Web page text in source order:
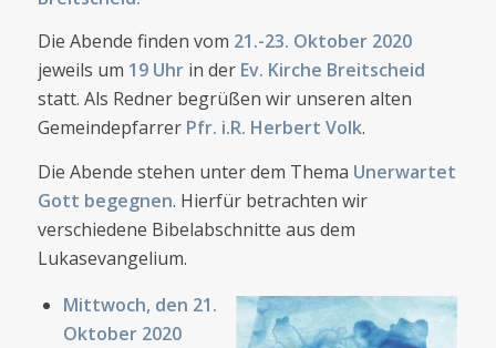
Die Abende finden vom 21.-23. Oktober 2020
jeweils um 19 Uhrin der Ev. Kirche Breitscheid
statt. Als Redner begrüßen wir unseren alten
Gemeindepfarrer Pfr. i.R. Herbert Volk.
Die Abende stehen unter dem Thema Unerwartet
Gott begegnen. Hierfür betrachten wir
verschiedene Bibelabschnitte aus dem
Lukasevangelium.
Mittwoch, den 21.
Oktober 2020